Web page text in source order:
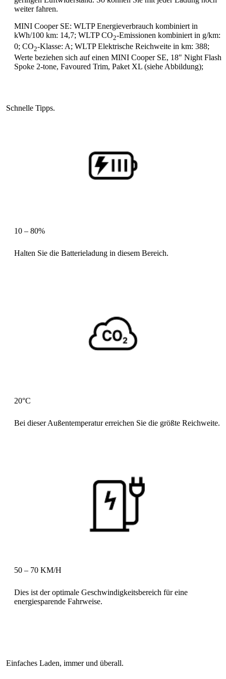
weiter fahren.
MINI Cooper SE: WLTP Energieverbrauch kombiniert in
kWh/100 km: 14,7; WLTP CO2-Emissionen kombiniert in g/km:
0; CO2-Klasse: A; WLTP Elektrische Reichweite in km: 388;
Werte beziehen sich auf einen MINI Cooper SE, 18" Night Flash
Spoke 2-tone, Favoured Trim, Paket XL (siehe Abbildung);
Halten Sie die Batterieladung in diesem Bereich.
Bei dieser Außentemperatur erreichen Sie die größte Reichweite.
Dies ist der optimale Geschwindigkeitsbereich für eine
energiesparende Fahrweise.